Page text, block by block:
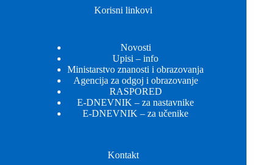
Korisni linkovi
Novosti
Upisi – info
Ministarstvo znanosti i obrazovanja
Agencija za odgoj i obrazovanje
RASPORED
E-DNEVNIK – za nastavnike
E-DNEVNIK – za učenike
Kontakt